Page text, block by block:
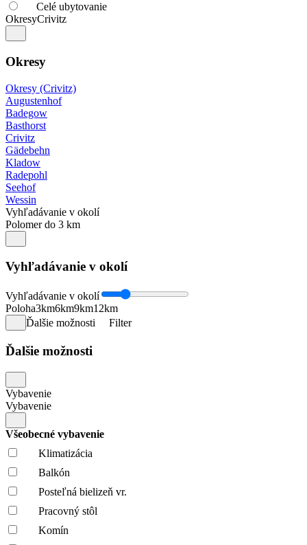
Celé ubytovanie
OkresyCrivitz
Okresy
Okresy (Crivitz)
Augustenhof
Badegow
Basthorst
Crivitz
Gädebehn
Kladow
Radepohl
Seehof
Wessin
Vyhľadávanie v okolí
Polomer do 3 km
Vyhľadávanie v okolí
Vyhľadávanie v okolí
Poloha3km6km9km12km
Ďalšie možnosti
Filter
Ďalšie možnosti
Vybavenie
Vybavenie
Všeobecné vybavenie
Klimatizácia
Balkón
Posteľná bielizeň vr.
Pracovný stôl
Komín